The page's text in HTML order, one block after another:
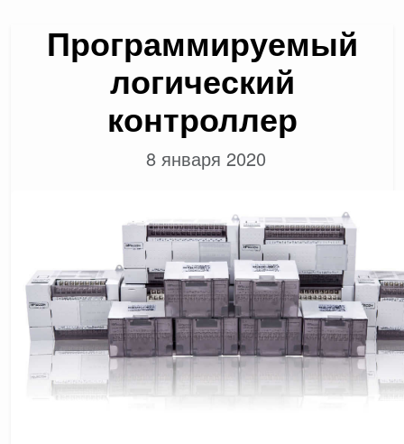
Программируемый
логический
контроллер
8 января 2020